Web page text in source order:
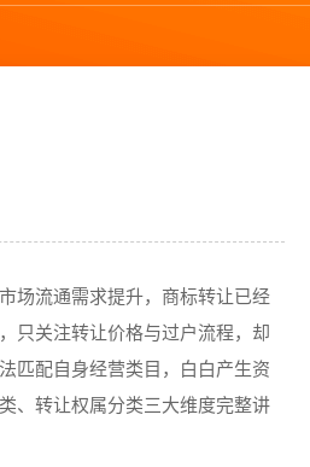
场流通需求提升，商标转让已经
只关注转让价格与过户流程，却
匹配自身经营类目，白白产生资
、转让权属分类三大维度完整讲